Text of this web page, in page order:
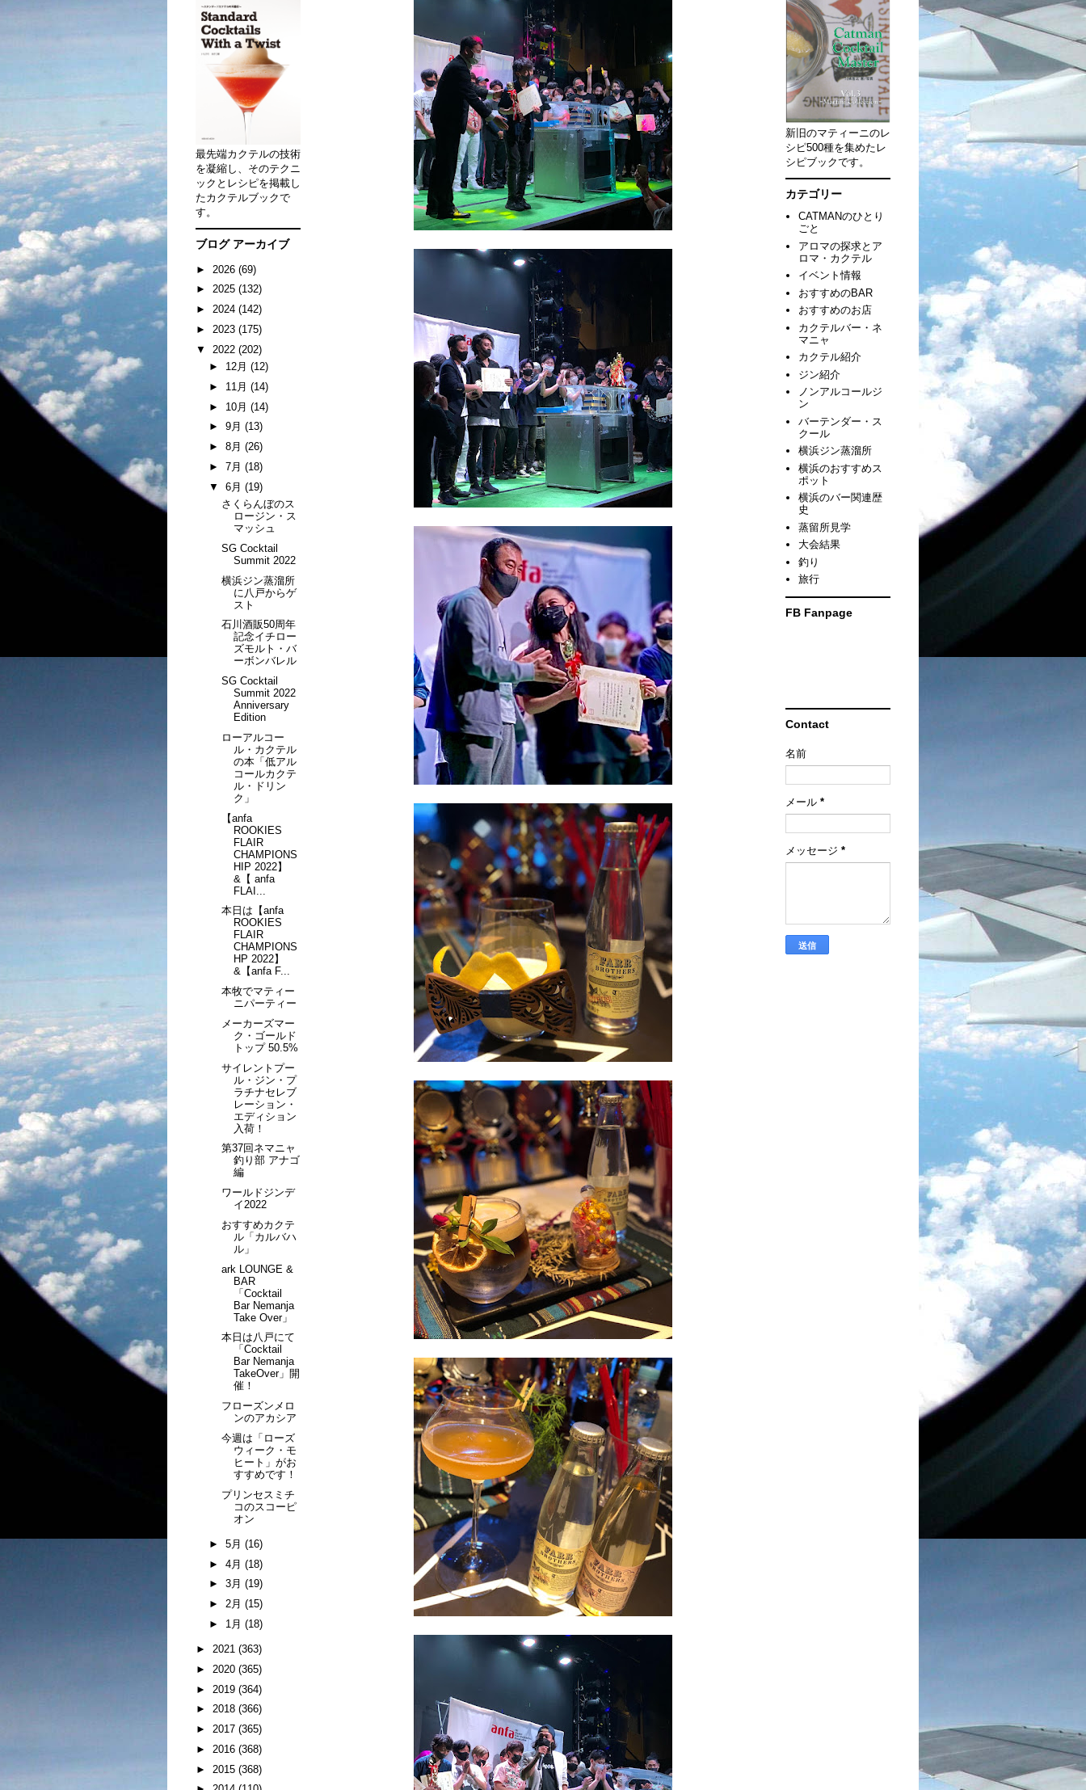
最先端カクテルの技術
を凝縮し、そのテクニ
ックとレシピを掲載し
たカクテルブックで
す。
ブログ アーカイブ
► 2026 (69)
► 2025 (132)
► 2024 (142)
► 2023 (175)
▼ 2022 (202)
► 12月 (12)
► 11月 (14)
► 10月 (14)
► 9月 (13)
► 8月 (26)
► 7月 (18)
▼ 6月 (19)
さくらんぼのス
ロージン・ス
マッシュ
SG Cocktail
Summit 2022
横浜ジン蒸溜所
に八戸からゲ
スト
石川酒販50周年
記念イチロー
ズモルト・バ
ーボンバレル
SG Cocktail
Summit 2022
Anniversary
Edition
ローアルコー
ル・カクテル
の本「低アル
コールカクテ
ル・ドリン
ク」
【anfa
ROOKIES
FLAIR
CHAMPIONS
HIP 2022】
&【 anfa
FLAI...
本日は【anfa
ROOKIES
FLAIR
CHAMPIONS
HP 2022】
&【anfa F...
本牧でマティー
ニパーティー
メーカーズマー
ク・ゴールド
トップ 50.5%
サイレントプー
ル・ジン・プ
ラチナセレブ
レーション・
エディション
入荷！
第37回ネマニャ
釣り部 アナゴ
編
ワールドジンデ
イ2022
おすすめカクテ
ル「カルバハ
ル」
ark LOUNGE &
BAR
「Cocktail
Bar Nemanja
Take Over」
本日は八戸にて
「Cocktail
Bar Nemanja
TakeOver」開
催！
フローズンメロ
ンのアカシア
今週は「ローズ
ウィーク・モ
ヒート」がお
すすめです！
プリンセスミチ
コのスコーピ
オン
► 5月 (16)
► 4月 (18)
► 3月 (19)
► 2月 (15)
► 1月 (18)
► 2021 (363)
► 2020 (365)
► 2019 (364)
► 2018 (366)
► 2017 (365)
► 2016 (368)
► 2015 (368)
新旧のマティーニのレ
シピ500種を集めたレ
シピブックです。
カテゴリー
CATMANのひとり
ごと
アロマの探求とア
ロマ・カクテル
イベント情報
おすすめのBAR
おすすめのお店
カクテルバー・ネ
マニャ
カクテル紹介
ジン紹介
ノンアルコールジ
ン
バーテンダー・ス
クール
横浜ジン蒸溜所
横浜のおすすめス
ポット
横浜のバー関連歴
史
蒸留所見学
大会結果
釣り
旅行
FB Fanpage
Contact
名前
メール *
メッセージ *